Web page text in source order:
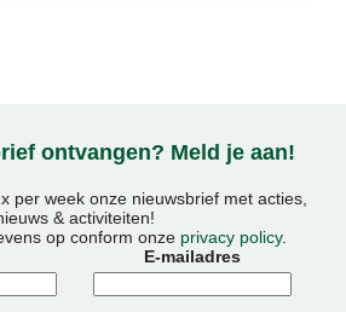
ontvangen? Meld je aan!
per week onze nieuwsbrief met acties,
& activiteiten!
op conform onze privacy policy.
E-mailadres